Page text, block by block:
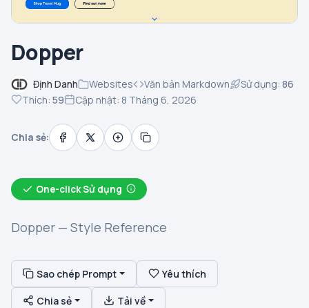
Dopper
Định Danh Websites Văn bản Markdown Sử dụng: 86
Thích: 59 Cập nhật: 8 Tháng 6, 2026
Chia sẻ:
One-click Sử dụng
Dopper — Style Reference
Sao chép Prompt Yêu thích
Chia sẻ Tải về